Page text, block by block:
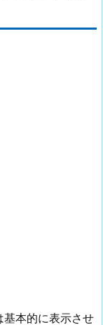
本的に表示させ